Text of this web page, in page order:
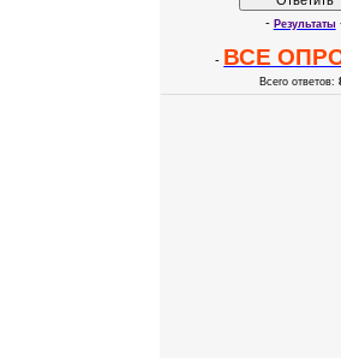
- Результаты
- ВСЕ
Всего ответов: